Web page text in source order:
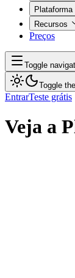
Plataforma
Recursos
Preços
Toggle
Toggle
EntrarTeste grátis
Veja a